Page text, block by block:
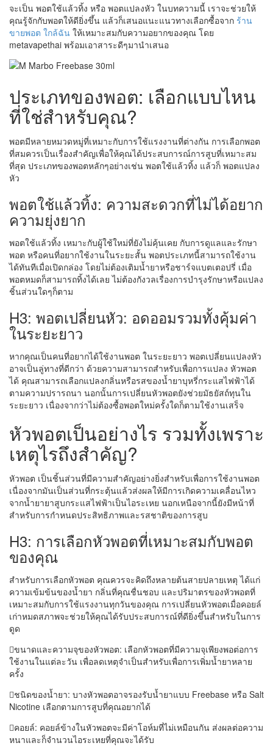
จะเป็น พอตใช้แล้วทิ้ง หรือ พอตแปลงหัว ในบทความนี้ เราจะช่วยให้
คุณรู้จักกับพอตให้ดียิ่งขึ้น แล้วก็เสนอแนะแนวทางเลือกซื้อจาก ร้าน
ขายพอต ใกล้ฉัน ให้เหมาะสมกับความอยากของคุณ โดย
metavapethai พร้อมเอาสาระดีๆมานำเสนอ
ประเภทของพอต: เลือกแบบไหน
ที่ใช่สำหรับคุณ?
พอตมีหลายหมวดหมู่ที่เหมาะกับการใช้แรงงานที่ต่างกัน การเลือกพอต
ที่สมควรเป็นเรื่องสำคัญเพื่อให้คุณได้ประสบการณ์การสูบที่เหมาะสม
ที่สุด ประเภทของพอตหลักๆอย่างเช่น พอตใช้แล้วทิ้ง แล้วก็ พอตแปลง
หัว
พอตใช้แล้วทิ้ง: ความสะดวกที่ไม่ได้อยาก
ความยุ่งยาก
พอตใช้แล้วทิ้ง เหมาะกับผู้ใช้ใหม่ที่ยังไม่คุ้นเคย กับการดูแลและรักษา
พอต หรือคนที่อยากใช้งานในระยะสั้น พอตประเภทนี้สามารถใช้งาน
ได้ทันทีเมื่อเปิดกล่อง โดยไม่ต้องเติมน้ำยาหรือชาร์จแบตเตอปรี่ เมื่อ
พอตหมดก็สามารถทิ้งได้เลย ไม่ต้องกังวลเรื่องการบำรุงรักษาหรือแปลง
ชิ้นส่วนใดๆก็ตาม
H3: พอตเปลี่ยนหัว: อดออมรวมทั้งคุ้มค่า
ในระยะยาว
หากคุณเป็นคนที่อยากได้ใช้งานพอต ในระยะยาว พอตเปลี่ยนแปลงหัว
อาจเป็นลู่ทางที่ดีกว่า ด้วยความสามารถสำหรับเพื่อการแปลง หัวพอต
ได้ คุณสามารถเลือกแปลงกลิ่นหรือรสของน้ำยาบุหรี่กระแสไฟฟ้าได้
ตามความปรารถนา นอกนั้นการเปลี่ยนหัวพอตยังช่วยมัธยัสถ์ทุนใน
ระยะยาว เนื่องจากว่าไม่ต้องซื้อพอตใหม่ครั้งใดก็ตามใช้งานเสร็จ
หัวพอตเป็นอย่างไร รวมทั้งเพราะ
เหตุไรถึงสำคัญ?
หัวพอต เป็นชิ้นส่วนที่มีความสำคัญอย่างยิ่งสำหรับเพื่อการใช้งานพอต
เนื่องจากมันเป็นส่วนที่กระตุ้นแล้วส่งผลให้มีการเกิดความเคลื่อนไหว
จากน้ำยายาสูบกระแสไฟฟ้าเป็นไอระเหย นอกเหนือจากนี้ยังมีหน้าที่
สำหรับการกำหนดประสิทธิภาพและรสชาติของการสูบ
H3: การเลือกหัวพอตที่เหมาะสมกับพอต
ของคุณ
สำหรับการเลือกหัวพอต คุณควรจะคิดถึงหลายต้นสายปลายเหตุ ได้แก่
ความเข้มข้นของน้ำยา กลิ่นที่คุณชื่นชอบ และปริมาตรของหัวพอตที่
เหมาะสมกับการใช้แรงงานทุกวันของคุณ การเปลี่ยนหัวพอตเมื่อคอยล์
เก่าหมดสภาพจะช่วยให้คุณได้รับประสบการณ์ที่ดียิ่งขึ้นสำหรับในการ
ดูด
ขนาดและความจุของหัวพอต: เลือกหัวพอตที่มีความจุเพียงพอต่อการ
ใช้งานในแต่ละวัน เพื่อลดเหตุจำเป็นสำหรับเพื่อการเพิ่มน้ำยาหลาย
ครั้ง
ชนิดของน้ำยา: บางหัวพอตอาจรองรับน้ำยาแบบ Freebase หรือ Salt
Nicotine เลือกตามการสูบที่คุณอยากได้
คอยล์: คอยล์ข้างในหัวพอตจะมีค่าโอห์มที่ไม่เหมือนกัน ส่งผลต่อความ
หนาและก็จำนวนไอระเหยที่คุณจะได้รับ